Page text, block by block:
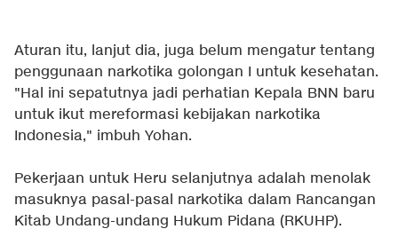
Aturan itu, lanjut dia, juga belum mengatur tentang
penggunaan narkotika golongan I untuk kesehatan.
"Hal ini sepatutnya jadi perhatian Kepala BNN baru
untuk ikut mereformasi kebijakan narkotika
Indonesia," imbuh Yohan.
Pekerjaan untuk Heru selanjutnya adalah menolak
masuknya pasal-pasal narkotika dalam Rancangan
Kitab Undang-undang Hukum Pidana (RKUHP).